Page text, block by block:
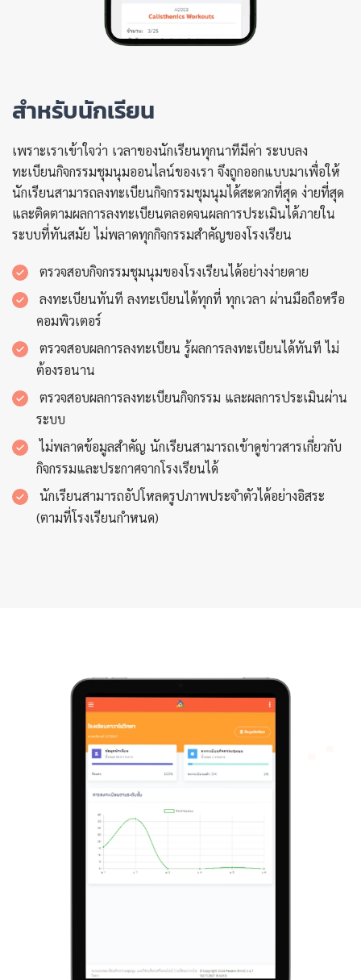
สำหรับนักเรียน
เพราะเราเข้าใจว่า เวลาของนักเรียนทุกนาทีมีค่า ระบบลง
ทะเบียนกิจกรรมชุมนุมออนไลน์ของเรา จึงถูกออกแบบมาเพื่อให้
นักเรียนสามารถลงทะเบียนกิจกรรมชุมนุมได้สะดวกที่สุด ง่ายที่สุด
และติดตามผลการลงทะเบียนตลอดจนผลการประเมินได้ภายใน
ระบบที่ทันสมัย ไม่พลาดทุกกิจกรรมสำคัญของโรงเรียน
ตรวจสอบกิจกรรมชุมนุมของโรงเรียนได้อย่างง่ายดาย
ลงทะเบียนทันที ลงทะเบียนได้ทุกที่ ทุกเวลา ผ่านมือถือหรือ
คอมพิวเตอร์
ตรวจสอบผลการลงทะเบียน รู้ผลการลงทะเบียนได้ทันที ไม่
ต้องรอนาน
ตรวจสอบผลการลงทะเบียนกิจกรรม และผลการประเมินผ่าน
ระบบ
ไม่พลาดข้อมูลสำคัญ นักเรียนสามารถเข้าดูข่าวสารเกี่ยวกับ
กิจกรรมและประกาศจากโรงเรียนได้
นักเรียนสามารถอัปโหลดรูปภาพประจำตัวได้อย่างอิสระ
(ตามที่โรงเรียนกำหนด)